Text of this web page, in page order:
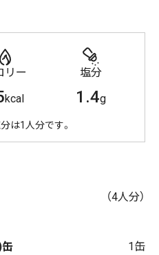
リー
kcal
塩分
1.4g
は1人分です。
（4人分）
1缶